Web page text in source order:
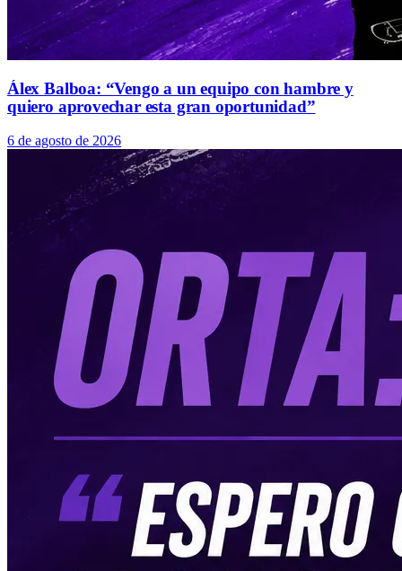
Álex Balboa: “Vengo a un equipo con hambre y
quiero aprovechar esta gran oportunidad”
6 de agosto de 2026